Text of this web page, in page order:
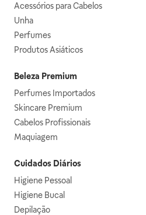
Acessórios para Cabelos
Unha
Perfumes
Produtos Asiáticos
Beleza Premium
Perfumes Importados
Skincare Premium
Cabelos Profissionais
Maquiagem
Cuidados Diários
Higiene Pessoal
Higiene Bucal
Depilação